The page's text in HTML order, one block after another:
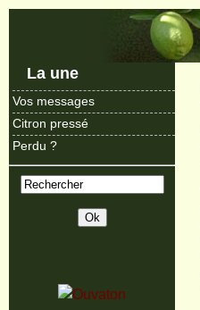
La une
Vos messages
Citron pressé
Perdu ?